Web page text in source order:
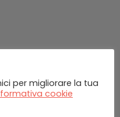
per migliorare la tua
cookie